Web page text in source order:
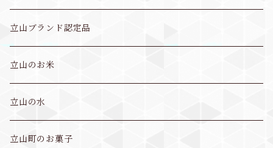
立山ブランド認定品
立山のお米
立山の水
立山町のお菓子